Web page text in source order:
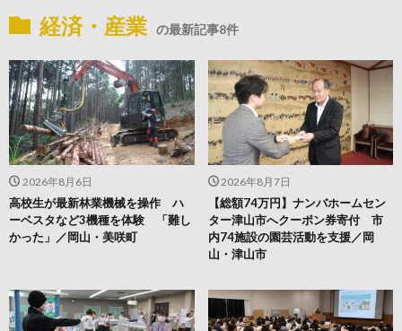
経済・産業 の最新記事8件
2026年8月7日
【総額74万円】ナンバホームセン
ター津山市へクーポン券寄付 市
内74施設の園芸活動を支援／岡
山・津山市
2026年8月6日
高校生が最新林業機械を操作 ハ
ーベスタなど3機種を体験 「難し
かった」／岡山・美咲町